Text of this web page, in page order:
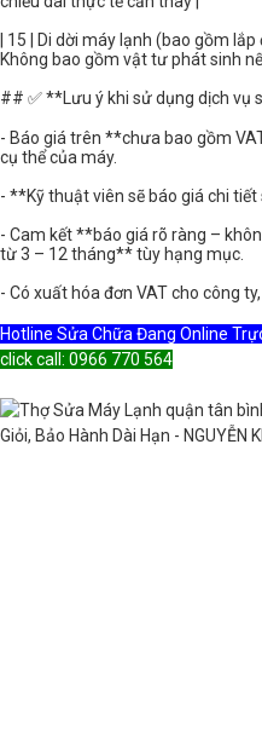
| 15 | Di dời máy lạnh (bao gồm
Không bao gồm vật tư phát sinh
## ✅ **Lưu ý khi sử dụng dịch vụ
- Báo giá trên **chưa bao gồm
cụ thể của máy.
- **Kỹ thuật viên sẽ báo giá chi
- Cam kết **báo giá rõ ràng –
từ 3 – 12 tháng** tùy hạng mục.
- Có xuất hóa đơn VAT cho công
Hotline Sửa Chữa Đang Online
click call: 0966 770 564